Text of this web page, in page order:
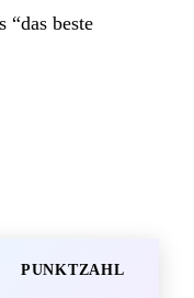
“das beste
PUNKTZAHL